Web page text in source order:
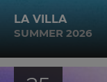
LA VILLA
SUMMER 2026